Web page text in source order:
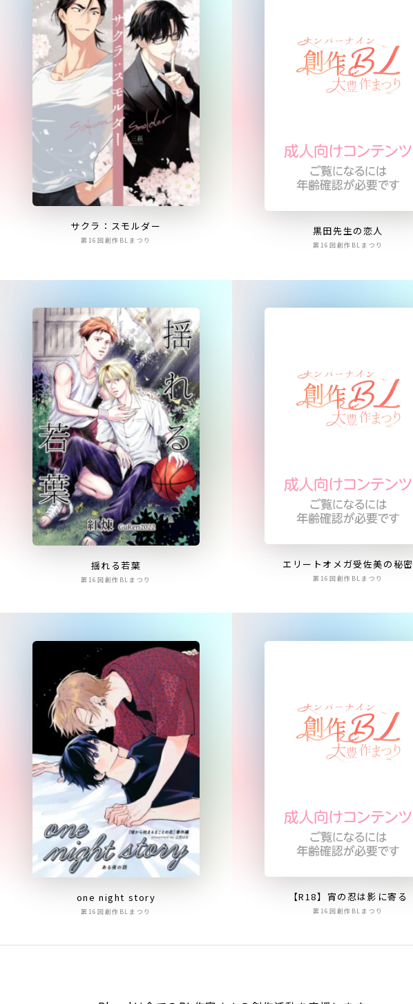
サクラ：スモルダー
第16回創作BLまつり
黒田先生の恋人
第16回創作BLまつり
揺れる若葉
第16回創作BLまつり
エリートオメガ受佐美の秘密
第16回創作BLまつり
one night story
第16回創作BLまつり
【R18】宵の忍は影に寄る
第16回創作BLまつり